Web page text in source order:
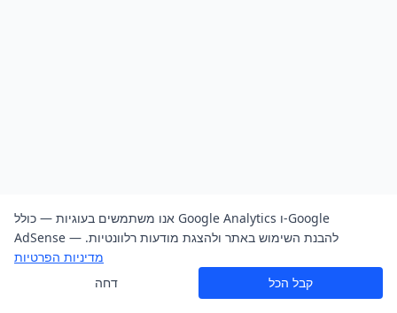
אנו משתמשים בעוגיות — כולל Google Analytics ו-Google
AdSense — להבנת השימוש באתר ולהצגת מודעות רלוונטיות.
מדיניות הפרטיות
דחה
קבל הכל